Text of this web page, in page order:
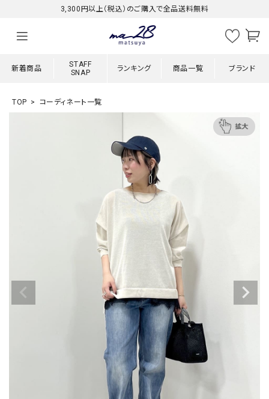
3,300円以上（税込）のご購入で全品送料無料
新着商品
STAFF
SNAP
ランキング 商品一覧 ブランド
TOP コーディネート一覧